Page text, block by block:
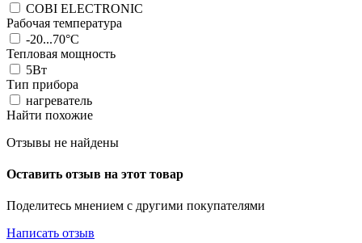
COBI ELECTRONIC
Рабочая температура
-20...70°C
Тепловая мощность
5Вт
Тип прибора
нагреватель
Найти похожие
Отзывы не найдены
Оставить отзыв на этот товар
Поделитесь мнением с другими покупателями
Написать отзыв